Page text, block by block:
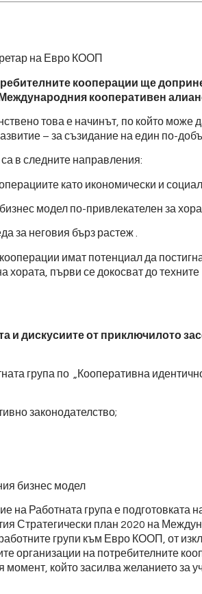
на Евро КООП
кооперации ще
кооперативен
това е начинът, по който може
– за съзидание на един по-
в следните направления:
като икономически и
модел по-привлекателен за
за неговия бърз растеж .
имат потенциал да
хората, първи се докосват до
и дискусиите от приключилото
група по „Кооперативна
законодателство;
бизнес модел
на Работната група е подготовката
Стратегически план 2020 на
групи към Евро КООП, от
организации на потребителните
който засилва желанието за